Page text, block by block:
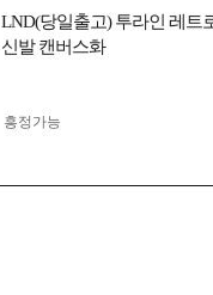
LND(당일출고) 투라인 레트
신발 캔버스화
흥정가능